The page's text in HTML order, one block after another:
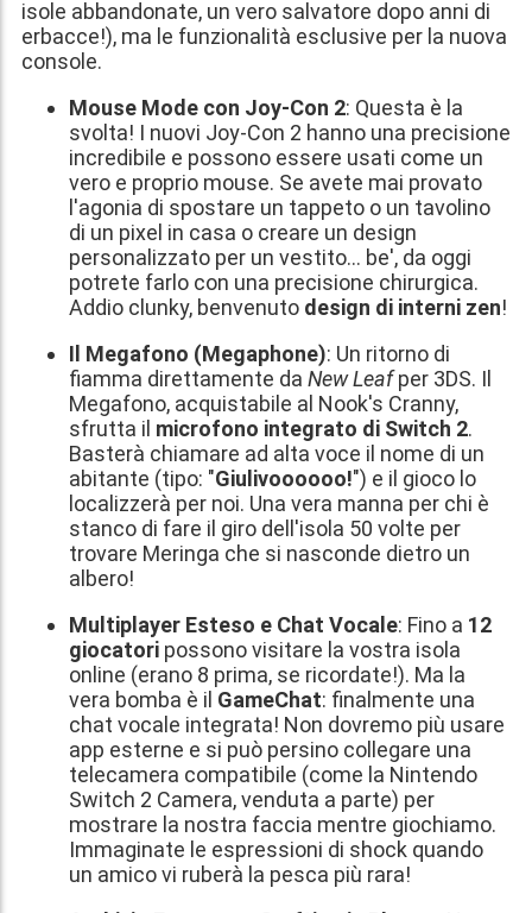
isole abbandonate, un vero salvatore dopo anni di
erbacce!), ma le funzionalità esclusive per la nuova
console.
Mouse Mode con Joy-Con 2: Questa è la
svolta! I nuovi Joy-Con 2 hanno una precisione
incredibile e possono essere usati come un
vero e proprio mouse. Se avete mai provato
l'agonia di spostare un tappeto o un tavolino
di un pixel in casa o creare un design
personalizzato per un vestito... be', da oggi
potrete farlo con una precisione chirurgica.
Addio clunky, benvenuto design di interni zen!
Il Megafono (Megaphone): Un ritorno di
fiamma direttamente da New Leafper 3DS. Il
Megafono, acquistabile al Nook's Cranny,
sfrutta il microfono integrato di Switch 2.
Basterà chiamare ad alta voce il nome di un
abitante (tipo: "Giulivoooooo!") e il gioco lo
localizzerà per noi. Una vera manna per chi è
stanco di fare il giro dell'isola 50 volte per
trovare Meringa che si nasconde dietro un
albero!
Multiplayer Esteso e Chat Vocale: Fino a 12
giocatori possono visitare la vostra isola
online (erano 8 prima, se ricordate!). Ma la
vera bomba è il GameChat: finalmente una
chat vocale integrata! Non dovremo più usare
app esterne e si può persino collegare una
telecamera compatibile (come la Nintendo
Switch 2 Camera, venduta a parte) per
mostrare la nostra faccia mentre giochiamo.
Immaginate le espressioni di shock quando
un amico vi ruberà la pesca più rara!